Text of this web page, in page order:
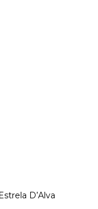
D’Alva